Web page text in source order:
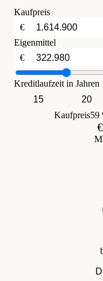
Kaufpreis
€
Eigenmittel
€
Kreditlaufzeit in Jahren
15
20
Kaufpreis59